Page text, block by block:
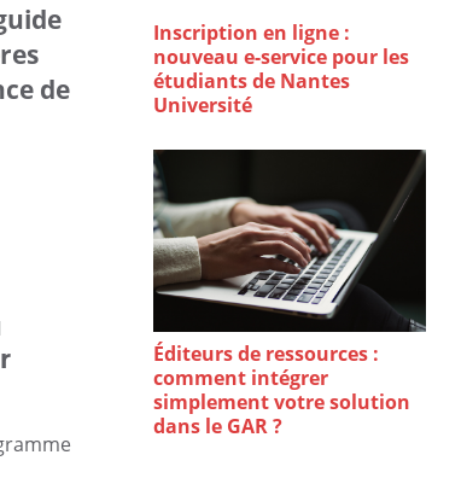
de
Inscription en ligne :
nouveau e-service pour les
étudiants de Nantes
Université
Éditeurs de ressources :
comment intégrer
simplement votre solution
dans le GAR ?